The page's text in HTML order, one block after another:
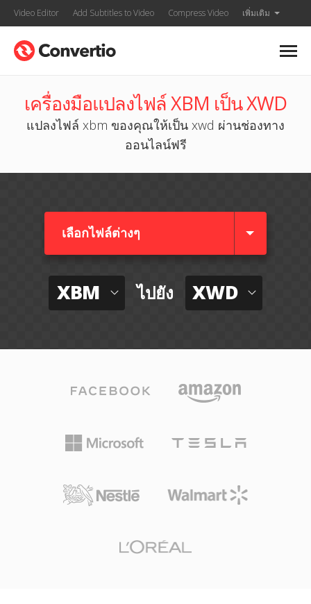
Video Editor Add Subtitles to Video Compress Video เพิ่มเติม
เครื่องมือแปลงไฟล์ XBM เป็น XWD
แปลงไฟล์ xbm ของคุณให้เป็น xwd ผ่านช่องทาง
ออนไลน์ฟรี
เลือกไฟล์ต่างๆ​
XBM ไปยัง XWD